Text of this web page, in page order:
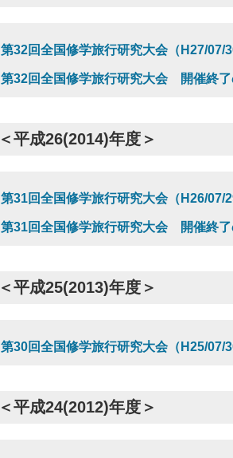
第32回全国修学旅行研究大会（H27/07/
第32回全国修学旅行研究大会 開催終了
＜平成26(2014)年度＞
第31回全国修学旅行研究大会（H26/07/
第31回全国修学旅行研究大会 開催終
＜平成25(2013)年度＞
第30回全国修学旅行研究大会（H25/07/
＜平成24(2012)年度＞